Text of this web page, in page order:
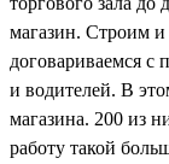
магазин. Строим
договариваемся с
и водителей. В
магазина. 200 из
работу такой